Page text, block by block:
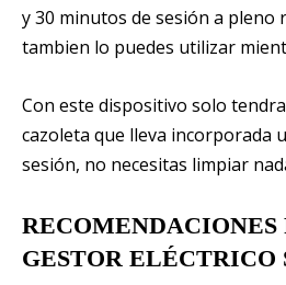
y 30 minutos de sesión a pleno
tambien lo puedes utilizar
Con este dispositivo solo
cazoleta que lleva incorporada
sesión, no necesitas limpiar
RECOMENDACIONES
GESTOR ELÉCTRICO